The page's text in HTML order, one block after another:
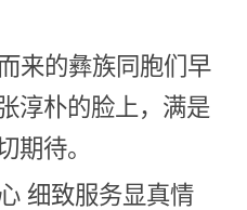
来的彝族同胞们早
淳朴的脸上，满是
期待。
细致服务显真情